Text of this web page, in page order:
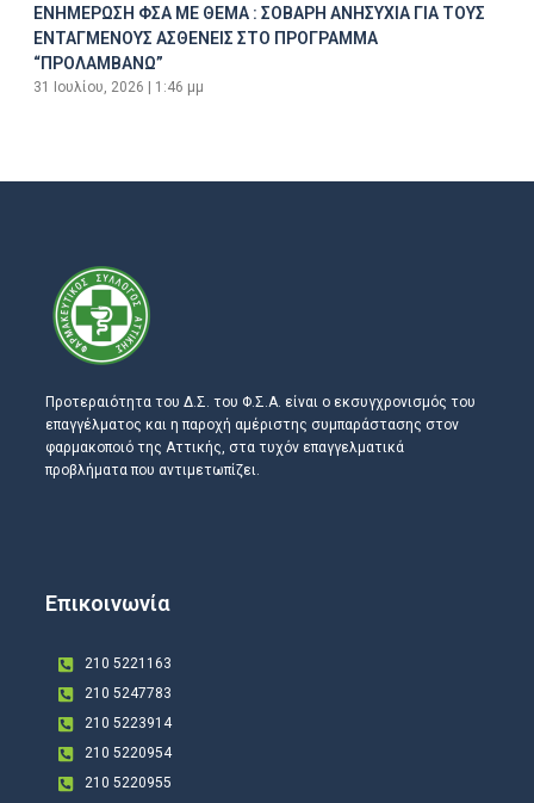
ΕΝΗΜΕΡΩΣΗ ΦΣΑ ΜΕ ΘΕΜΑ : ΣΟΒΑΡΗ ΑΝΗΣΥΧΙΑ ΓΙΑ ΤΟΥΣ
ΕΝΤΑΓΜΕΝΟΥΣ ΑΣΘΕΝΕΙΣ ΣΤΟ ΠΡΟΓΡΑΜΜΑ
“ΠΡΟΛΑΜΒΑΝΩ”
31 Ιουλίου, 2026 1:46 μμ
Προτεραιότητα του Δ.Σ. του Φ.Σ.Α. είναι ο εκσυγχρονισμός του
επαγγέλματος και η παροχή αμέριστης συμπαράστασης στον
φαρμακοποιό της Αττικής, στα τυχόν επαγγελματικά
προβλήματα που αντιμετωπίζει.
Επικοινωνία
210 5221163
210 5247783
210 5223914
210 5220954
210 5220955